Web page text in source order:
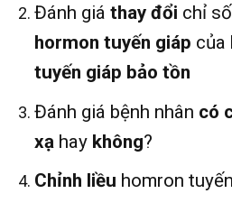
Đánh giáthay đổi chỉ
hormon tuyến giáp của
tuyến giáp bảo tồn
Đánh giá bệnh nhân có
xạ hay không?
Chỉnh liều homron